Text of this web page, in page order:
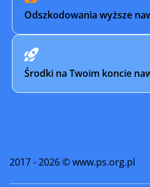
Woźniki
Odszkodowania wyższe
Środki na Twoim koncie
2017 - 2026 © www.ps.org.pl